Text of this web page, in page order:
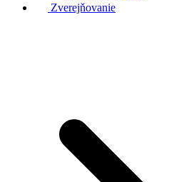
Zverejňovanie